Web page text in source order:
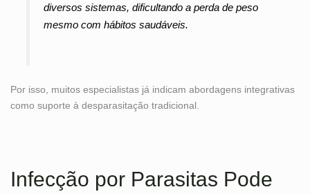
diversos sistemas, dificultando a perda de peso
mesmo com hábitos saudáveis.
Por isso, muitos especialistas já indicam abordagens integrativas
como suporte à desparasitação tradicional.
Infecção por Parasitas Pode